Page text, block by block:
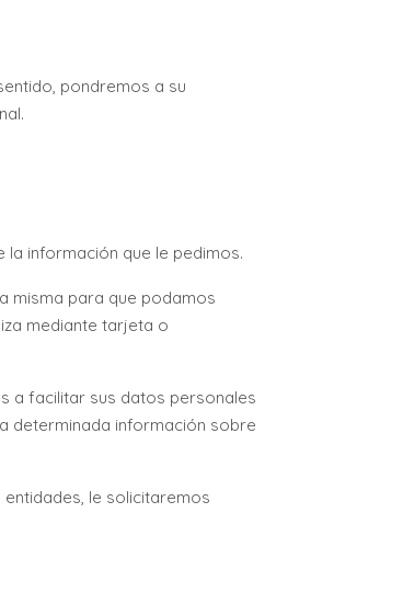
pondremos a su
información que le pedimos.
misma para que podamos
mediante tarjeta o
a facilitar sus datos personales
determinada información sobre
le solicitaremos